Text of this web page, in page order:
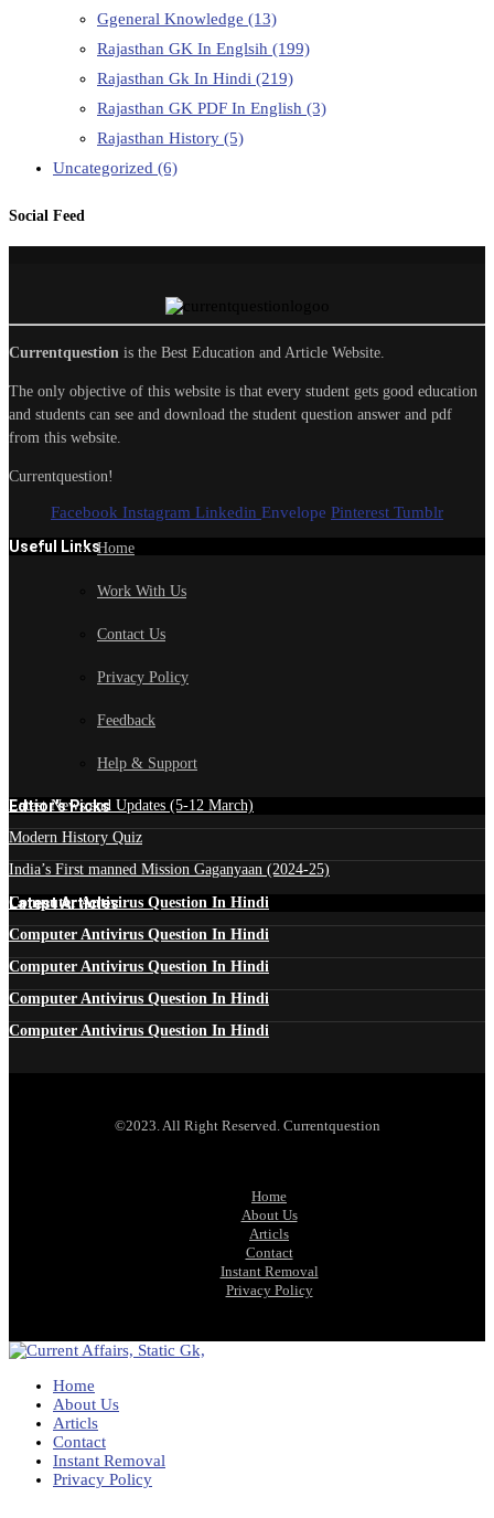
Ggeneral Knowledge (13)
Rajasthan GK In Englsih (199)
Rajasthan Gk In Hindi (219)
Rajasthan GK PDF In English (3)
Rajasthan History (5)
Uncategorized (6)
Social Feed
Currentquestion is the Best Education and Article Website.
The only objective of this website is that every student gets good education
and students can see and download the student question answer and pdf
from this website.
Currentquestion!
Facebook Instagram Linkedin Envelope Pinterest Tumblr
Useful LinksHome
Work With Us
Contact Us
Privacy Policy
Feedback
Help & Support
Edtior's Picks
Latest News and Updates (5-12 March)
Modern History Quiz
India’s First manned Mission Gaganyaan (2024-25)
Latest Articles
Computer Antivirus Question In Hindi
Computer Antivirus Question In Hindi
Computer Antivirus Question In Hindi
Computer Antivirus Question In Hindi
Computer Antivirus Question In Hindi
©2023. All Right Reserved. Currentquestion
Home
About Us
Articls
Contact
Instant Removal
Privacy Policy
Home
About Us
Articls
Contact
Instant Removal
Privacy Policy